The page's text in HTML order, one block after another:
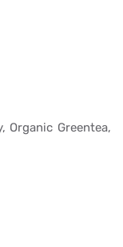
Organic Greentea,